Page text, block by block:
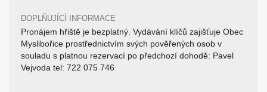
DOPLŇUJÍCÍ INFORMACE
Pronájem hřiště je bezplatný. Vydávání klíčů zajišťuje Obec
Myslibořice prostřednictvím svých pověřených osob v
souladu s platnou rezervací po předchozí dohodě: Pavel
Vejvoda tel: 722 075 746